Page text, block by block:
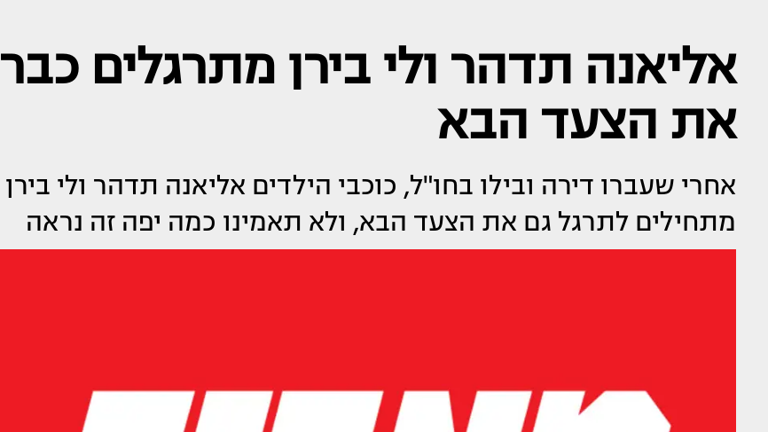
אליאנה תדהר ולי בירן מתרגלים כבר
את הצעד הבא
אחרי שעברו דירה ובילו בחו"ל, כוכבי הילדים אליאנה תדהר ולי בירן
מתחילים לתרגל גם את הצעד הבא, ולא תאמינו כמה יפה זה נראה